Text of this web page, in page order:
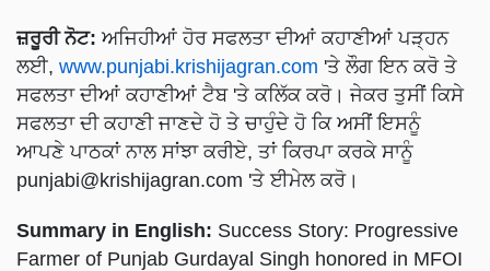
ਜ਼ਰੂਰੀ ਨੋਟ: ਅਜਿਹੀਆਂ ਹੋਰ ਸਫਲਤਾ ਦੀਆਂ ਕਹਾਣੀਆਂ ਪੜ੍ਹਨ
ਲਈ, www.punjabi.krishijagran.com 'ਤੇ ਲੌਗ ਇਨ ਕਰੋ ਤੇ
ਸਫਲਤਾ ਦੀਆਂ ਕਹਾਣੀਆਂ ਟੈਬ 'ਤੇ ਕਲਿੱਕ ਕਰੋ। ਜੇਕਰ ਤੁਸੀਂ ਕਿਸੇ
ਸਫਲਤਾ ਦੀ ਕਹਾਣੀ ਜਾਣਦੇ ਹੋ ਤੇ ਚਾਹੁੰਦੇ ਹੋ ਕਿ ਅਸੀਂ ਇਸਨੂੰ
ਆਪਣੇ ਪਾਠਕਾਂ ਨਾਲ ਸਾਂਝਾ ਕਰੀਏ, ਤਾਂ ਕਿਰਪਾ ਕਰਕੇ ਸਾਨੂੰ
punjabi@krishijagran.com 'ਤੇ ਈਮੇਲ ਕਰੋ।
Summary in English: Success Story: Progressive
Farmer of Punjab Gurdayal Singh honored in MFOI